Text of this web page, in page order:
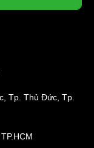
Tp. Thủ Đức, Tp.